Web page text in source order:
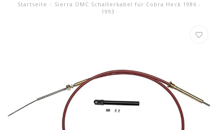
Startseite / Sierra OMC Schalterkabel für Cobra Heck 1986 -
1993